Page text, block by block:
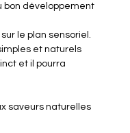
bon développement
le plan sensoriel.
et naturels
et il pourra
saveurs naturelles